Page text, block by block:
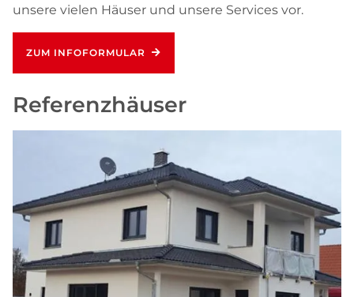
unsere vielen Häuser und unsere Services vor.
ZUM INFOFORMULAR
Referenzhäuser